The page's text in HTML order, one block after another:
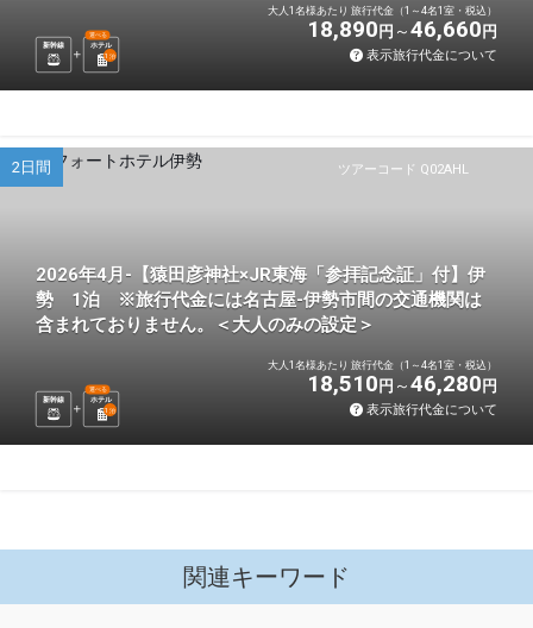
新幹線 ホテル
選べる
1 泊
大人1名様あたり 旅行代金（1～4名1室・税込）
18,890 円 46,660 円
表示旅行代金について
ツアーコード Q02AHL
2日間
2026年4月-【猿田彦神社×JR東海「参拝記念証」付】伊
勢 1泊 ※旅行代金には名古屋-伊勢市間の交通機関は
含まれておりません。＜大人のみの設定＞
新幹線 ホテル
選べる
1 泊
大人1名様あたり 旅行代金（1～4名1室・税込）
18,510 円 46,280 円
表示旅行代金について
関連キーワード